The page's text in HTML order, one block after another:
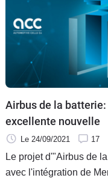
Airbus de la
excellente nouvelle
Le 24/09/2021 17
Le projet d'"Airbus de
avec l'intégration de